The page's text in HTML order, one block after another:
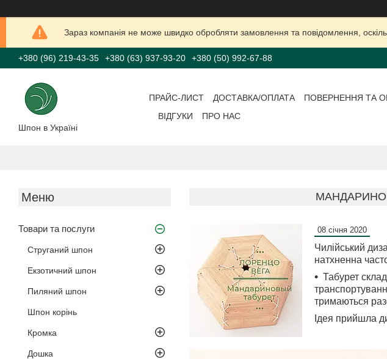
Зараз компанія не може швидко обробляти замовлення та повідомлення,
+380 (96) 219-43-35 +380 (63) 937-93-20 +380 (50) 992-67-88
Шпон в Україні
ПРАЙС-ЛИСТ ДОСТАВКА/ОПЛАТА ПОВЕРНЕННЯ ТА
ВІДГУКИ
ПРО НАС
Товари та послуги
Струганий шпон
Екзотичний шпон
Пиляний шпон
Шпон корінь
Кромка
Дошка
08 січня 2020
Чилійський
натхненна
Табурет
тримаються
Ідея прийшла